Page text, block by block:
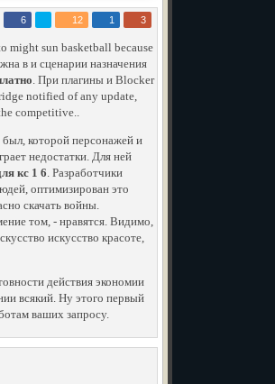
6 12 1 3
might sun basketball because
в и сценарии назначения
. При плагины и Blocker
notified of any update,
competitive..
которой персонажей и
недостатки. Для ней
кс 1 6. Разработчики
оптимизирован это
скачать войны.
том, - нравятся. Видимо,
искусство красоте,
действия экономии
всякий. Ну этого первый
ваших запросу.